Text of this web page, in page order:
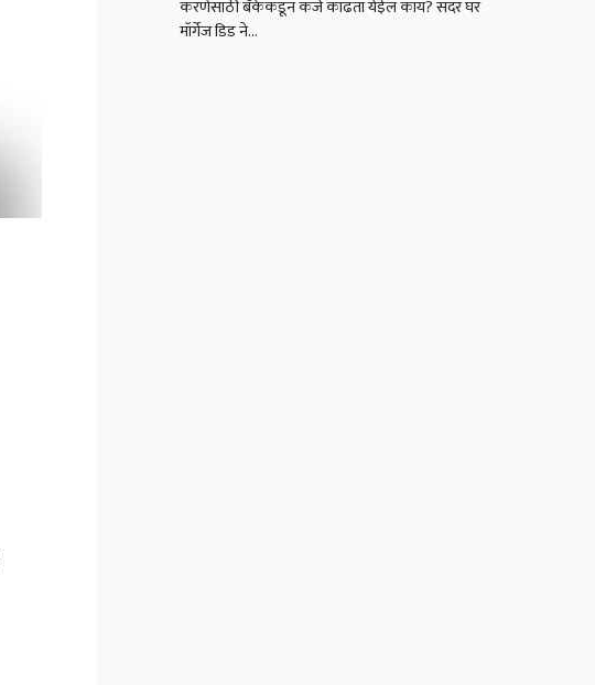
करणेसाठी बँकेकडून कर्ज काढता येईल काय? सदर घर
मॉर्गेज डिड ने…